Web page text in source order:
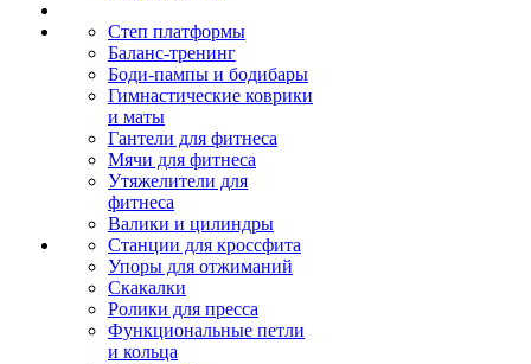
Степ платформы
Баланс-тренинг
Боди-пампы и бодибары
Гимнастические коврики
и маты
Гантели для фитнеса
Мячи для фитнеса
Утяжелители для
фитнеса
Валики и цилиндры
Станции для кроссфита
Упоры для отжиманий
Скакалки
Ролики для пресса
Функциональные петли
и кольца